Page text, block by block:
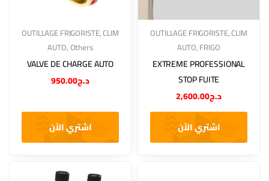
OUTILLAGE FRIGORISTE,CLIM
AUTO,Others
VALVE DE CHARGE AUTO
د.ج950.00
اشتري الآن
OUTILLAGE FRIGORISTE,CLIM
AUTO,FRIGO
EXTREME PROFESSIONAL
STOP FUITE
د.ج2,600.00
اشتري الآن